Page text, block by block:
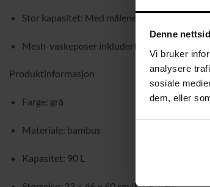
Denne
Vi bruker
analysere
sosiale
dem, eller
Stor kapasitet: Med målene 33 × 46 × 60
Mesh-vaskeposer inkludert: 6 meshposer
Produktinformasjon
Farge: grå
Materiale: bambus
Kapasitet: 90 L